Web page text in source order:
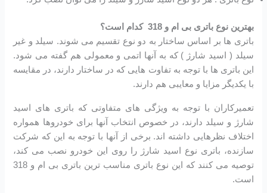
بهترین نوع باتری بی ام و 318 کدام است؟
باتری ها بر اساس ساختار به دو نوع تقسیم می شوند. سیلد و غیر
سیلد ( اسید شارژ ) که به آنها اتمی و معمولی هم گفته می شود.
این باتری ها با توجه به تفاوت هایی که در ساختار دارند، در مقایسه
با یکدیگر مزایا و معایبی هم دارند.
تعمیرکاران با توجه به ویژگی های متفاوتی که باتری های اسید
شارژ و سیلد دارند، در خصوص انتخاب آنها برای خودروها همواره
اختلاف نظرهایی داشته اند. برخی از آنها با توجه به این که شرکت
سازنده، باتری نوع اسید شارژ را روی این خودرو نصب می کند،
توصیه می کنند که این نوع باتری مناسب ترین باتری بی ام و 318
است.